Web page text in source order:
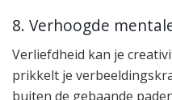
8. Verhoogde
Verliefdheid kan je
prikkelt je
buiten de gebaande